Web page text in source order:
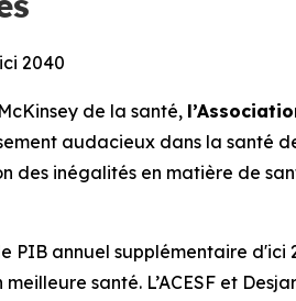
2040
de la santé,
audacieux dans la santé
des inégalités en matière de
PIB annuel supplémentaire d'ici
santé. L’ACESF et